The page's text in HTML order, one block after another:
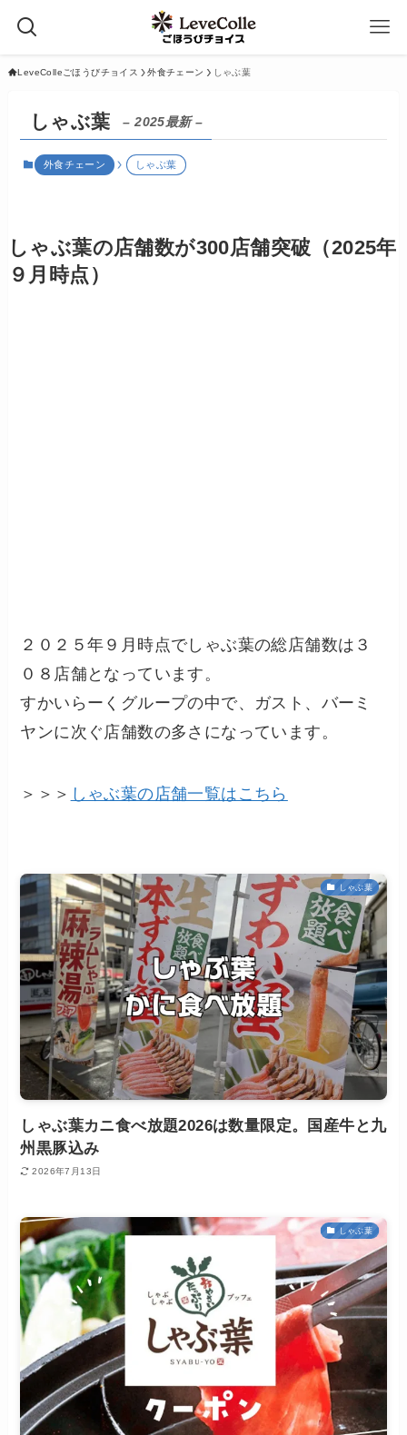
LeveColleごほうびチョイス 外食チェーン しゃぶ葉
しゃぶ葉 – 2025最新 –
外食チェーン しゃぶ葉
しゃぶ葉の店舗数が300店舗突破（2025年
９月時点）
２０２５年９月時点でしゃぶ葉の総店舗数は３
０８店舗となっています。
すかいらーくグループの中で、ガスト、バーミ
ヤンに次ぐ店舗数の多さになっています。
＞＞＞ しゃぶ葉の店舗一覧はこちら
しゃぶ葉
しゃぶ葉カニ食べ放題2026は数量限定。国産牛と九
州黒豚込み
2026年7月13日
しゃぶ葉